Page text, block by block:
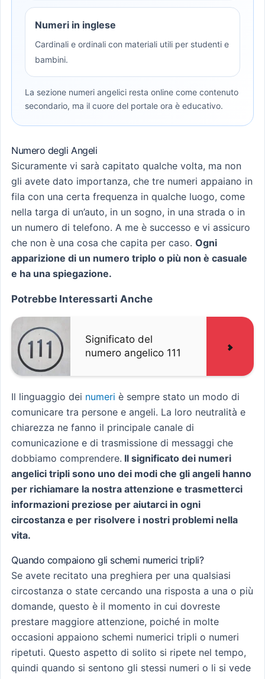
Numeri in inglese
Cardinali e ordinali con materiali utili per studenti e
bambini.
La sezione numeri angelici resta online come contenuto
secondario, ma il cuore del portale ora è educativo.
Numero degli Angeli
Sicuramente vi sarà capitato qualche volta, ma non
gli avete dato importanza, che tre numeri appaiano in
fila con una certa frequenza in qualche luogo, come
nella targa di un’auto, in un sogno, in una strada o in
un numero di telefono. A me è successo e vi assicuro
che non è una cosa che capita per caso.Ogni
apparizione di un numero triplo o più non è casuale
e ha una spiegazione.
Potrebbe Interessarti Anche
Significato del
numero angelico 111
Il linguaggio dei numeri è sempre stato un modo di
comunicare tra persone e angeli. La loro neutralità e
chiarezza ne fanno il principale canale di
comunicazione e di trasmissione di messaggi che
dobbiamo comprendere. Il significato dei numeri
angelici tripli sono uno dei modi che gli angeli hanno
per richiamare la nostra attenzione e trasmetterci
informazioni preziose per aiutarci in ogni
circostanza e per risolvere i nostri problemi nella
vita.
Quando compaiono gli schemi numerici tripli?
Se avete recitato una preghiera per una qualsiasi
circostanza o state cercando una risposta a una o più
domande, questo è il momento in cui dovreste
prestare maggiore attenzione, poiché in molte
occasioni appaiono schemi numerici tripli o numeri
ripetuti. Questo aspetto di solito si ripete nel tempo,
quindi quando si sentono gli stessi numeri o li si vede